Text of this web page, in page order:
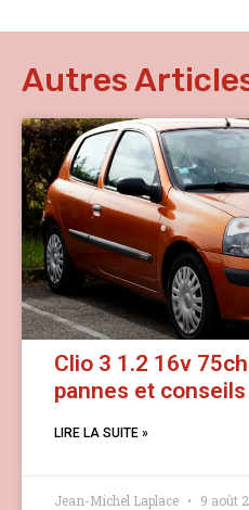
Autres
Clio 3 1.2 16v
pannes et conseils
LIRE LA SUITE »
Jean-Michel Laplace 9 août